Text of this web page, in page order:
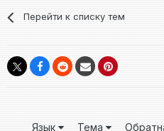
Перейти к списку тем
Язык Тема